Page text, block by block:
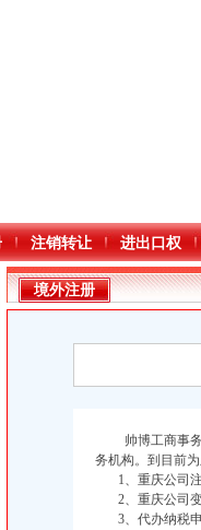
注销转让 进出口权
进出口权)
境外注册
帅博工商事务
务机构。到目前
1、重庆公司注
2、重庆公司变
3、代办纳税申